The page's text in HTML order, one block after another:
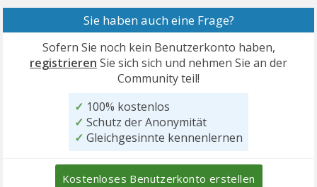
Sie haben auch eine Frage?
Sofern Sie noch kein Benutzerkonto haben,
registrieren Sie sich sich und nehmen Sie an der
Community teil!
✓ 100% kostenlos
✓ Schutz der Anonymität
✓ Gleichgesinnte kennenlernen
Kostenloses Benutzerkonto erstellen